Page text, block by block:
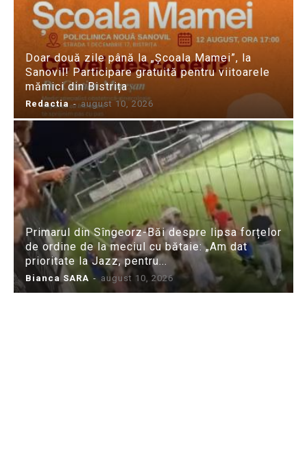
Doar două zile până la „Școala Mamei”, la
Sanovil! Participare gratuită pentru viitoarele
mămici din Bistrița
Redactia - august 10, 2026
Primarul din Sîngeorz-Băi despre lipsa forțelor
de ordine de la meciul cu bătaie: „Am dat
prioritate la Jazz, pentru...
Bianca SARA - august 10, 2026